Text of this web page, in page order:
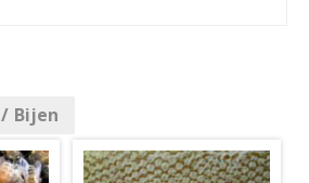
/ Bijen